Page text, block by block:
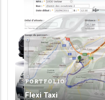
PORTFOLIO
Flexi Taxi